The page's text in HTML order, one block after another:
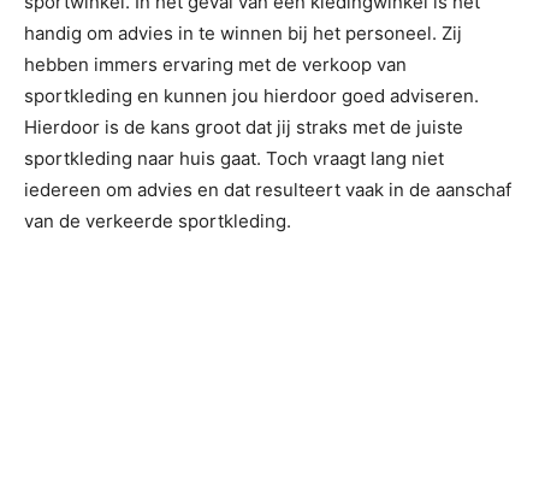
handig om advies in te winnen bij het personeel. Zij
hebben immers ervaring met de verkoop van
sportkleding en kunnen jou hierdoor goed adviseren.
Hierdoor is de kans groot dat jij straks met de juiste
sportkleding naar huis gaat. Toch vraagt lang niet
iedereen om advies en dat resulteert vaak in de aanschaf
van de verkeerde sportkleding.